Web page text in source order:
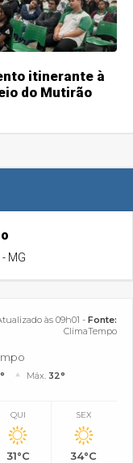
itinerante à
do Mutirão
MG
às 09h01 - Fonte:
ClimaTempo
Máx. 32°
QUI
31°C
SEX
34°C